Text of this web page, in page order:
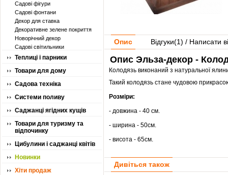
Садові фігури
Садові фонтани
Декор для ставка
Декоративне зелене покриття
Новорічний декор
Садові світильники
Теплиці і парники
Товари для дому
Садова техніка
Системи поливу
Саджанці ягідних кущів
Товари для туризму та
відпочинку
Цибулини і саджанці квітів
Новинки
Хіти продаж
Опис Відгуки(1) / Написати
Опис Эльза-декор -
Колодязь виконаний з натуральної
Такий колодязь стане чудовою
Розміри:
- довжина - 40 см.
- ширина - 50см.
- висота - 65см.
Дивіться також